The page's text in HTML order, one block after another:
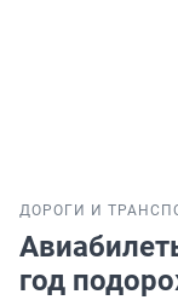
ДОРОГИ И
год